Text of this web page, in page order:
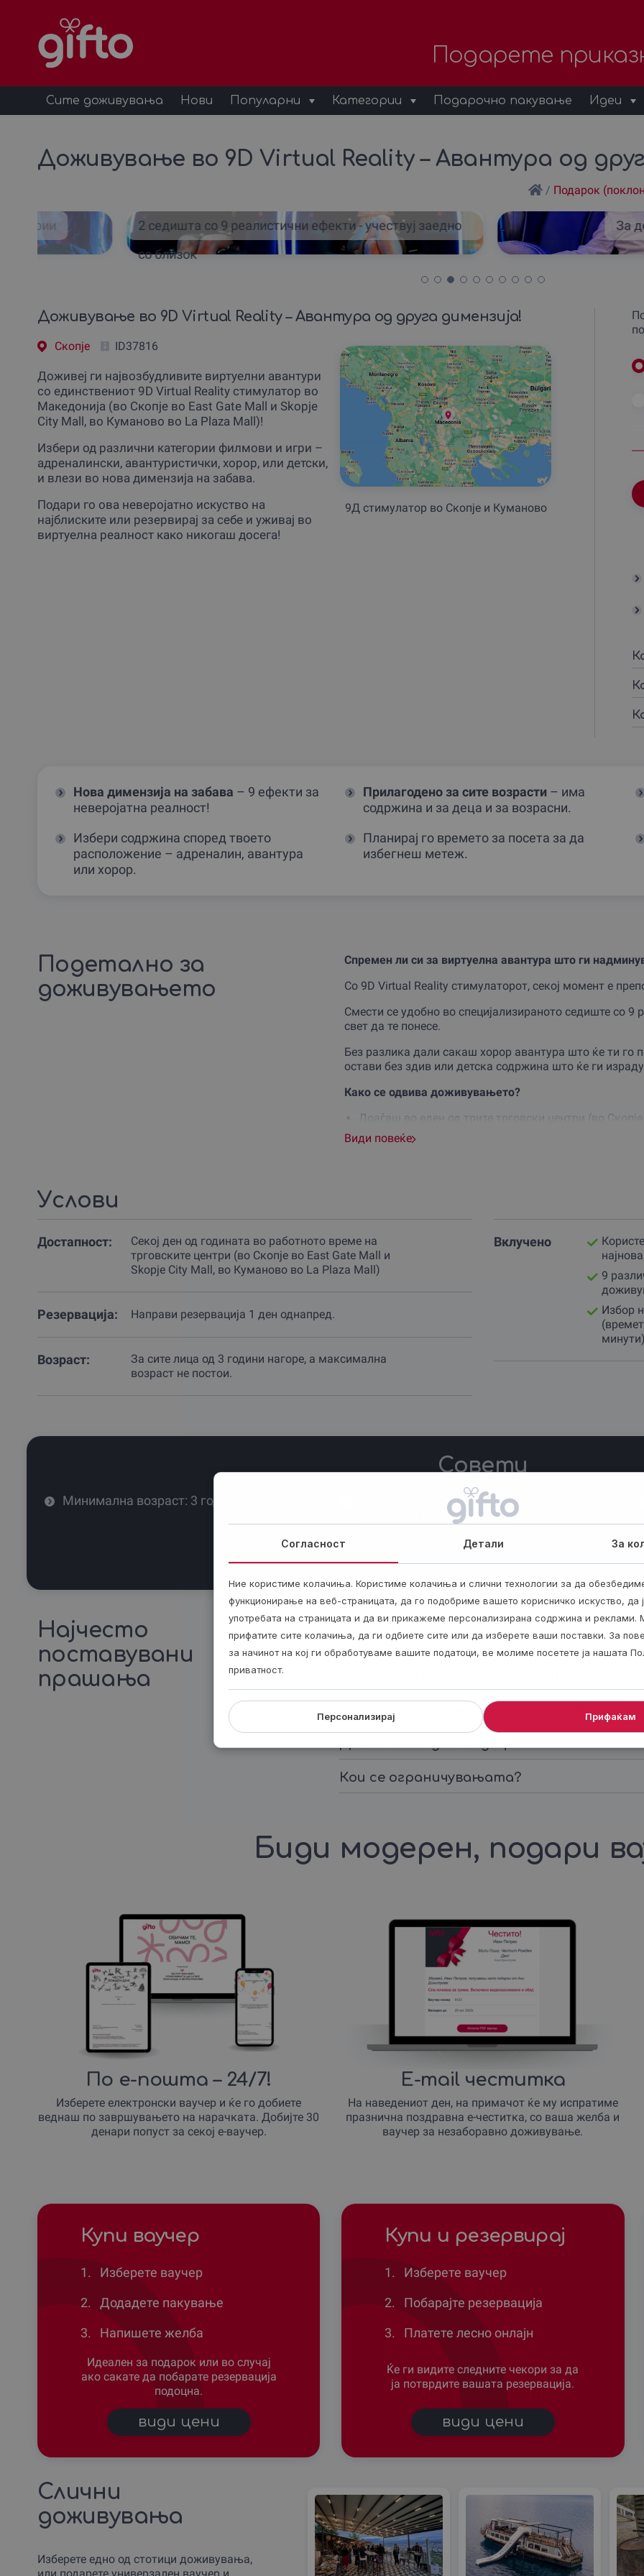
Подарете
Сите доживувања Нови Популарни Категории Подарочно пакување Идеи
Доживување во 9D Virtual Reality – Авантура од
/ Подарок
2 седишта со 9 реалистични ефекти - учествуj заедно
со близок
За
Доживување во 9D Virtual Reality – Авантура од друга димензија!
Скопjе ID37816
9Д стимулатор во Скопjе и Куманово
Доживеј ги највозбудливите виртуелни авантури
со единствениот 9D Virtual Reality стимулатор во
Македонија (во Скопjе во East Gate Mall и Skopje
City Mall, во Куманово во La Plaza Mall)!
Избери од различни категории филмови и игри –
адреналински, авантуристички, хорор, или детски,
и влези во нова димензија на забава.
Подари го ова неверојатно искуство на
најблиските или резервирај за себе и уживај во
виртуелна реалност како никогаш досега!
Нова димензија на забава – 9 ефекти за
неверојатна реалност!
Прилагодено за сите возрасти – има
содржина и за деца и за возрасни.
Избери содржина според твоето
расположение – адреналин, авантура
или хорор.
Планирај го времето за посета за да
избегнеш метеж.
Подетално за
доживувањето
Спремен ли си за виртуелна авантура што ги
Со 9D Virtual Reality стимулаторот, секој момент е
Смести се удобно во специјализираното седиште со
свет да те понесе.
Без разлика дали сакаш хорор авантура што ќе ти го
остави без здив или детска содржина што ќе ги
Како се одвива доживувањето?
Доаѓаш во еден од трите трговски центри (во
La Plaza Mall).
Избираш програма што најмногу ти одговара –
Резервирај најдоцна еден ден однапред и подготви се
Подари го ова уникатно доживување со ваучер од
авантури те чекаат!
Види повеќе
Услови
Достапност:
Секој ден од годината во работното време на
трговските центри (во Скопjе во East Gate Mall и
Skopje City Mall, во Куманово во La Plaza Mall)
Резервација: Направи резервација 1 ден однапред.
Возраст:
За сите лица од 3 години нагоре, а максимална
возраст не постои.
Вклучено
9
Избор
Совети
Минимална возраст: 3 години.
Ограничувања: не е за лица со срцеви
проблеми или епилепсија.
Најчесто
поставувани
прашања
Како да резервирам термин за 9D Virtual
Куманово?
Колку долго трае доживувањето?
Кои се ограничувањата?
Биди модерен, подари
По е-пошта – 24/7!
Изберете електронски ваучер и ќе го добиете
веднаш по завршувањето на нарачката. Добијте 30
денари попуст за секој е-ваучер.
E-mail честитка
На наведениот ден, на примачот ќе му испратиме
празнична поздравна е-честитка, со ваша желба и
ваучер за незаборавно доживување.
Купи ваучер
1.
Изберете ваучер
2.
Додадете пакување
3.
Напишете желба
Идеален за подарок или во случај
ако сакате да побарате резервација
подоцна.
види цени
Купи и резервирај
1.
Изберете ваучер
2.
Побарајте резервација
3.
Платете лесно онлајн
Ќе ги видите следните чекори за да
ја потврдите вашата резервација.
види цени
Слични
доживувања
Изберете едно од стотици доживувања,
Согласност Детали За
Ние користиме колачиња. Користиме колачиња и слични технологии за да
функционирање на веб-страницата, да го подобриме вашето корисничко искуство, да
употребата на страницата и да ви прикажеме персонализирана содржина и реклами.
прифатите сите колачиња, да ги одбиете сите или да изберете ваши поставки. За
за начинот на кој ги обработуваме вашите податоци, ве молиме посетете ја нашата
приватност.
Персонализирај Прифаќам